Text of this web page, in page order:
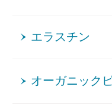
エラスチン
オーガニック